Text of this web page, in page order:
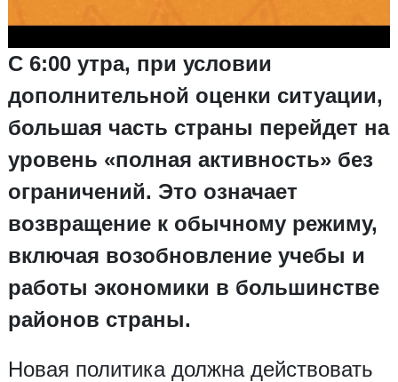
С 6:00 утра, при условии
дополнительной оценки ситуации,
большая часть страны перейдет на
уровень «полная активность» без
ограничений. Это означает
возвращение к обычному режиму,
включая возобновление учебы и
работы экономики в большинстве
районов страны.
Новая политика должна действовать